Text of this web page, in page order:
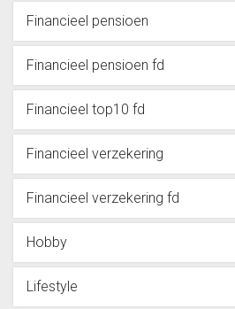
Financieel pensioen
Financieel pensioen fd
Financieel top10 fd
Financieel verzekering
Financieel verzekering fd
Hobby
Lifestyle